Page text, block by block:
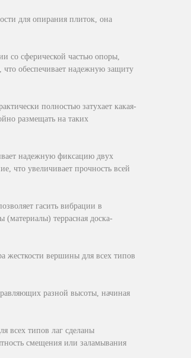
для опирания плиток, она
со сферической частью опоры,
обеспечивает надежную защиту
полностью затухает какая-
размещать на таких
надежную фиксацию двух
что увеличивает прочность всей
гасить вибрации в
(материалы) террасная доска-
жесткости вершины для всех типов
разной высоты, начиная
всех типов лаг сделаны
смещения или заламывания